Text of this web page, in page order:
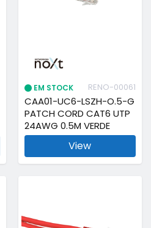
EM STOCK RENO-00061
CAA01-UC6-LSZH-O.5-G
PATCH CORD CAT6 UTP
24AWG 0.5M VERDE
View